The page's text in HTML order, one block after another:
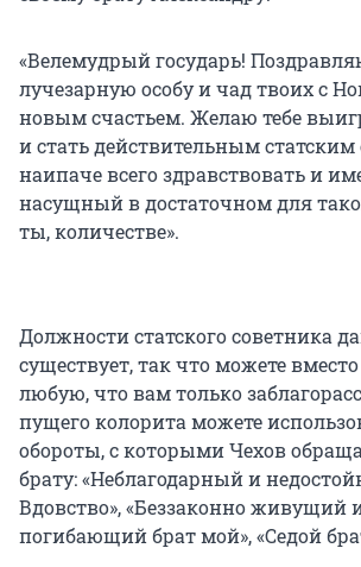
«Велемудрый государь!
лучезарную особу и чад твоих с
новым счастьем. Желаю тебе
и стать действительным статским
наипаче всего здравствовать и
насущный в достаточном для
ты, количестве».
Должности статского советника
существует, так что можете
любую, что вам только
пущего колорита можете
обороты, с которыми Чехов
брату: «Неблагодарный и
Вдовство», «Беззаконно живущий
погибающий брат мой», «Седой